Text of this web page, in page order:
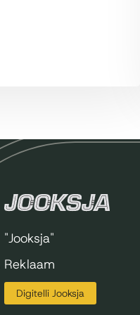
"Jooksja"
Reklaam
Digitelli Jooksja